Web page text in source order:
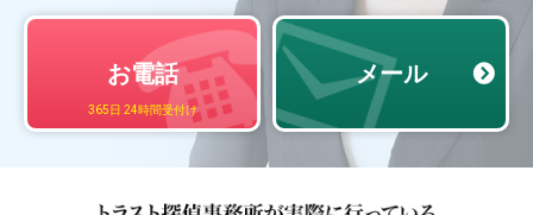
365日 24時間受付け
お電話 メール